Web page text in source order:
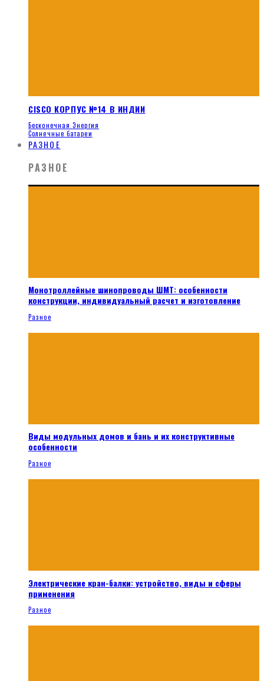
CISCO КОРПУС №14 В ИНДИИ
Бесконечная Энергия
Солнечные батареи
РАЗНОЕ
РАЗНОЕ
Монотроллейные шинопроводы ШМТ: особенности
конструкции, индивидуальный расчет и изготовление
Разное
Виды модульных домов и бань и их конструктивные
особенности
Разное
Электрические кран-балки: устройство, виды и сферы
применения
Разное